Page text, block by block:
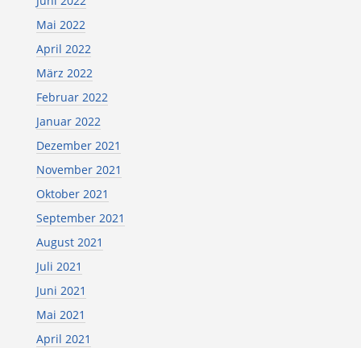
Mai 2022
April 2022
März 2022
Februar 2022
Januar 2022
Dezember 2021
November 2021
Oktober 2021
September 2021
August 2021
Juli 2021
Juni 2021
Mai 2021
April 2021